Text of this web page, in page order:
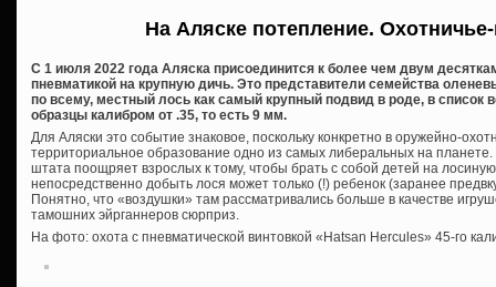
На Аляске потепление.
С 1 июля 2022 года Аляска присоединится к более чем двум
пневматикой на крупную дичь. Это представители семейства
по всему, местный лось как самый крупный подвид в роде, в список
образцы калибром от .35, то есть 9 мм.
Для Аляски это событие знаковое, поскольку конкретно в оружейно-
территориальное образование одно из самых либеральных на планете.
штата поощряет взрослых к тому, чтобы брать с собой детей на
непосредственно добыть лося может только (!) ребенок (заранее
Понятно, что «воздушки» там рассматривались больше в качестве
тамошних эйрганнеров сюрприз.
На фото: охота с пневматической винтовкой «Hatsan Hercules» 45-го